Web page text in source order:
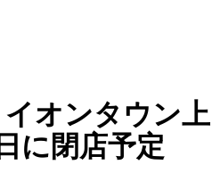
イオンタウン上
に閉店予定